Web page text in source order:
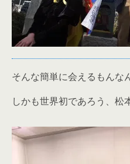
そんな簡単に会えるもんな
しかも世界初であろう、松